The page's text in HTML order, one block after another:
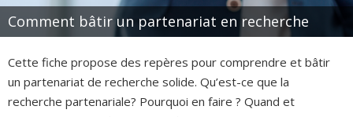
Comment bâtir un partenariat en recherche
Cette fiche propose des repères pour comprendre et bâtir
un partenariat de recherche solide. Qu’est-ce que la
recherche partenariale? Pourquoi en faire ? Quand et